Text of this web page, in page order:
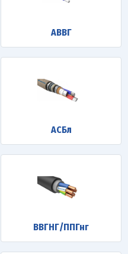
АВВГ
АСБл
ВВГНГ/ППГнг